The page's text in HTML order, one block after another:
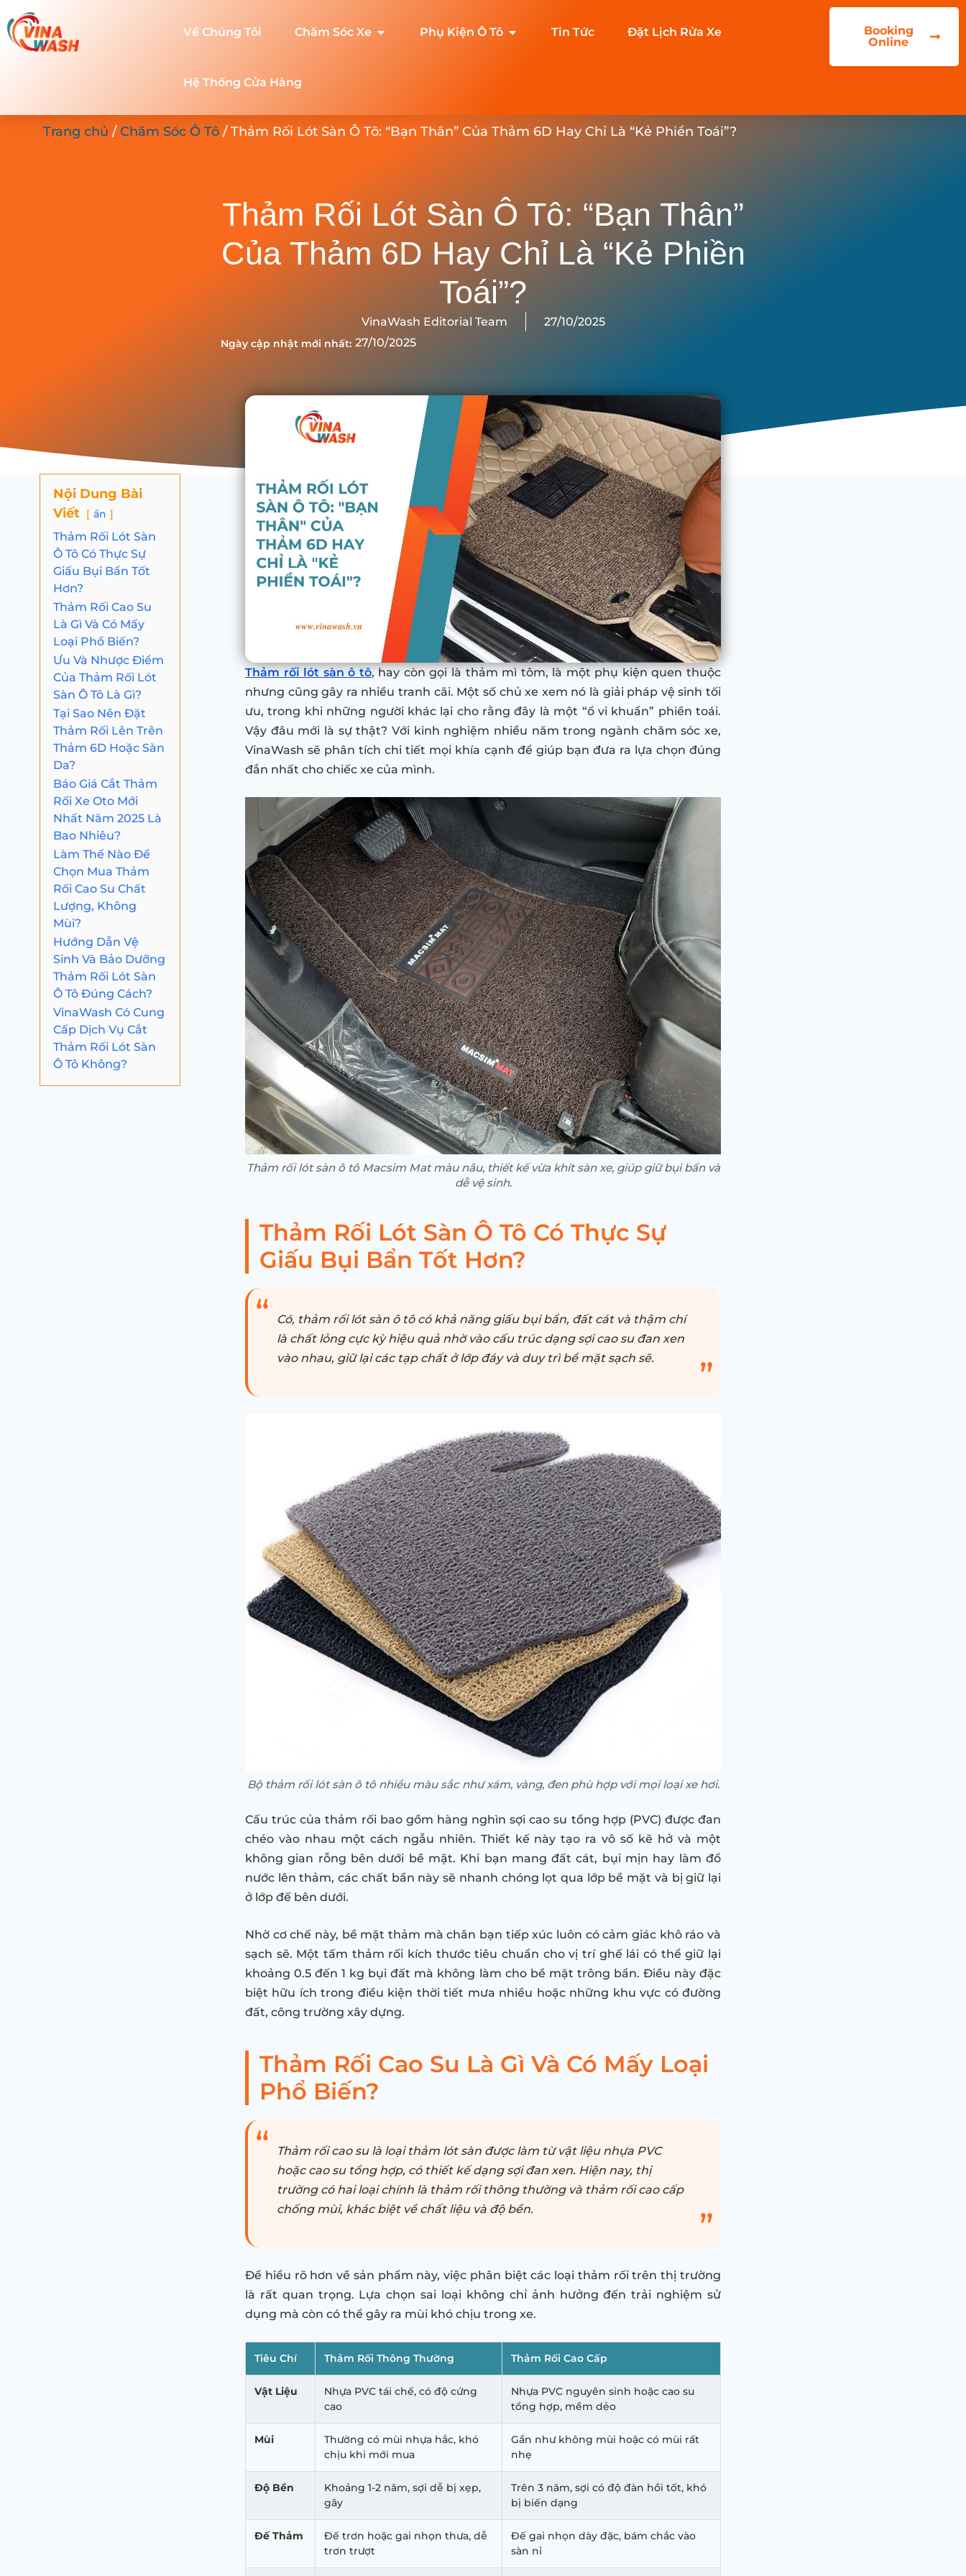
Về Chúng Tôi Chăm Sóc Xe Phụ Kiện Ô Tô Tin Tức Đặt Lịch Rửa Xe
Hệ Thống Cửa Hàng
Booking
Online
Trang chủ /Chăm Sóc Ô Tô / Thảm Rối Lót Sàn Ô Tô: “Bạn Thân” Của Thảm 6D Hay Chỉ Là “Kẻ Phiền Toái”?
Thảm Rối Lót Sàn Ô Tô: “Bạn Thân”
Của Thảm 6D Hay Chỉ Là “Kẻ Phiền
Toái”?
VinaWash Editorial Team 27/10/2025
Ngày cập nhật mới nhất: 27/10/2025
Nội Dung Bài
Viết
ẩn
Thảm Rối Lót Sàn
Ô Tô Có Thực Sự
Giấu Bụi Bẩn Tốt
Hơn?
Thảm Rối Cao Su
Là Gì Và Có Mấy
Loại Phổ Biến?
Ưu Và Nhược Điểm
Của Thảm Rối Lót
Sàn Ô Tô Là Gì?
Tại Sao Nên Đặt
Thảm Rối Lên Trên
Thảm 6D Hoặc Sàn
Da?
Báo Giá Cắt Thảm
Rối Xe Oto Mới
Nhất Năm 2025 Là
Bao Nhiêu?
Làm Thế Nào Để
Chọn Mua Thảm
Rối Cao Su Chất
Lượng, Không
Mùi?
Hướng Dẫn Vệ
Sinh Và Bảo Dưỡng
Thảm Rối Lót Sàn
Ô Tô Đúng Cách?
VinaWash Có Cung
Cấp Dịch Vụ Cắt
Thảm Rối Lót Sàn
Ô Tô Không?
Thảm rối lót sàn ô tô, hay còn gọi là thảm mì tôm, là một phụ kiện quen thuộc
nhưng cũng gây ra nhiều tranh cãi. Một số chủ xe xem nó là giải pháp vệ sinh tối
ưu, trong khi những người khác lại cho rằng đây là một “ổ vi khuẩn” phiền toái.
Vậy đâu mới là sự thật? Với kinh nghiệm nhiều năm trong ngành chăm sóc xe,
VinaWash sẽ phân tích chi tiết mọi khía cạnh để giúp bạn đưa ra lựa chọn đúng
đắn nhất cho chiếc xe của mình.
Thảm rối lót sàn ô tô Macsim Mat màu nâu, thiết kế vừa khít sàn xe, giúp giữ bụi bẩn và
dễ vệ sinh.
Thảm Rối Lót Sàn Ô Tô Có Thực Sự
Giấu Bụi Bẩn Tốt Hơn?
Có, thảm rối lót sàn ô tô có khả năng giấu bụi bẩn, đất cát và thậm chí
là chất lỏng cực kỳ hiệu quả nhờ vào cấu trúc dạng sợi cao su đan xen
vào nhau, giữ lại các tạp chất ở lớp đáy và duy trì bề mặt sạch sẽ.
Bộ thảm rối lót sàn ô tô nhiều màu sắc như xám, vàng, đen phù hợp với mọi loại xe hơi.
Cấu trúc của thảm rối bao gồm hàng nghìn sợi cao su tổng hợp (PVC) được đan
chéo vào nhau một cách ngẫu nhiên. Thiết kế này tạo ra vô số kẽ hở và một
không gian rỗng bên dưới bề mặt. Khi bạn mang đất cát, bụi mịn hay làm đổ
nước lên thảm, các chất bẩn này sẽ nhanh chóng lọt qua lớp bề mặt và bị giữ lại
ở lớp đế bên dưới.
Nhờ cơ chế này, bề mặt thảm mà chân bạn tiếp xúc luôn có cảm giác khô ráo và
sạch sẽ. Một tấm thảm rối kích thước tiêu chuẩn cho vị trí ghế lái có thể giữ lại
khoảng 0.5 đến 1 kg bụi đất mà không làm cho bề mặt trông bẩn. Điều này đặc
biệt hữu ích trong điều kiện thời tiết mưa nhiều hoặc những khu vực có đường
đất, công trường xây dựng.
Thảm Rối Cao Su Là Gì Và Có Mấy Loại
Phổ Biến?
Thảm rối cao su là loại thảm lót sàn được làm từ vật liệu nhựa PVC
hoặc cao su tổng hợp, có thiết kế dạng sợi đan xen. Hiện nay, thị
trường có hai loại chính là thảm rối thông thường và thảm rối cao cấp
chống mùi, khác biệt về chất liệu và độ bền.
Để hiểu rõ hơn về sản phẩm này, việc phân biệt các loại thảm rối trên thị trường
là rất quan trọng. Lựa chọn sai loại không chỉ ảnh hưởng đến trải nghiệm sử
dụng mà còn có thể gây ra mùi khó chịu trong xe.
Tiêu Chí Thảm Rối Thông Thường Thảm Rối Cao Cấp
Vật Liệu
Nhựa PVC tái chế, có độ cứng
cao
Nhựa PVC nguyên sinh hoặc cao su
tổng hợp, mềm dẻo
Mùi
Thường có mùi nhựa hắc, khó
chịu khi mới mua
Gần như không mùi hoặc có mùi rất
nhẹ
Độ Bền
Khoảng 1-2 năm, sợi dễ bị xẹp,
gãy
Trên 3 năm, sợi có độ đàn hồi tốt, khó
bị biến dạng
Đế Thảm
Đế trơn hoặc gai nhọn thưa, dễ
trơn trượt
Đế gai nhọn dày đặc, bám chắc vào
sàn nỉ